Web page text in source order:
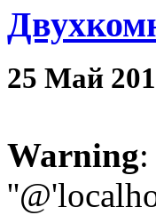
25 Май
Warning